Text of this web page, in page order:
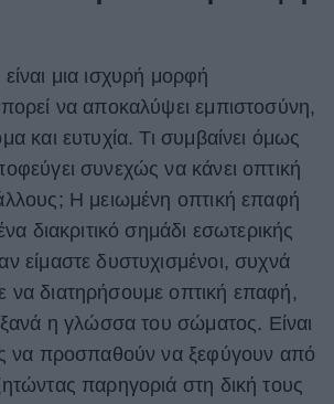
μια ισχυρή μορφή
να αποκαλύψει εμπιστοσύνη,
και ευτυχία. Τι συμβαίνει όμως
συνεχώς να κάνει οπτική
Η μειωμένη οπτική επαφή
διακριτικό σημάδι εσωτερικής
είμαστε δυστυχισμένοι, συχνά
να διατηρήσουμε οπτική επαφή,
ξανά η γλώσσα του σώματος. Είναι
να προσπαθούν να ξεφύγουν από
παρηγοριά στη δική τους